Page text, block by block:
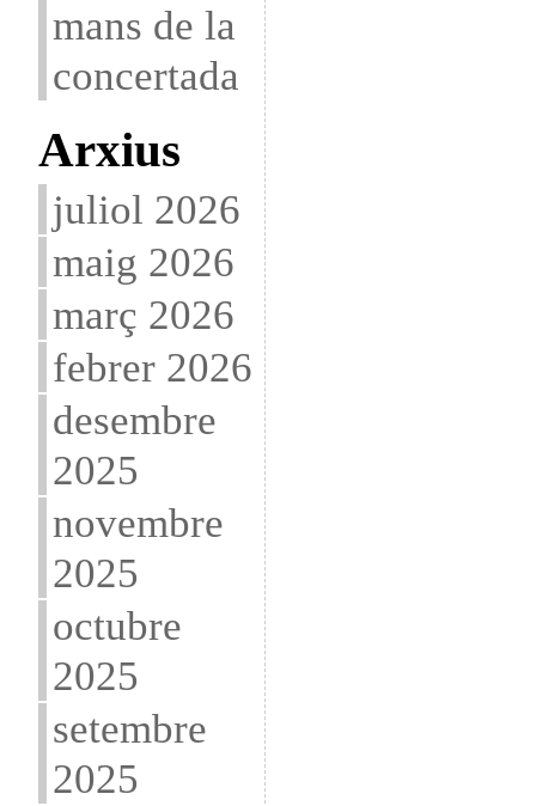
mans de la
concertada
Arxius
juliol 2026
maig 2026
març 2026
febrer 2026
desembre
2025
novembre
2025
octubre
2025
setembre
2025